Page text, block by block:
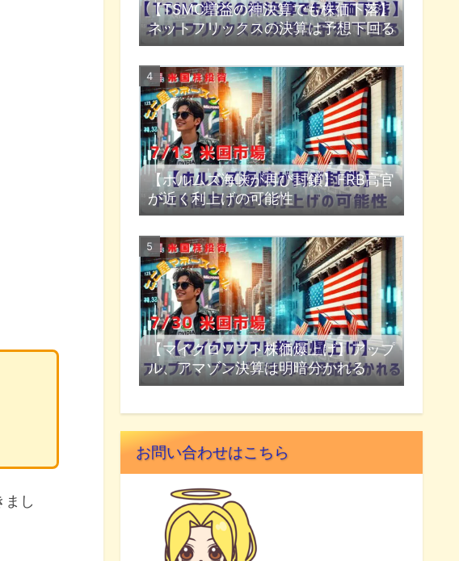
まし
【TSMC増益の神決算でも株価下落】
ネットフリックスの決算は予想下回る
【ホルムズ海峡が再び封鎖】FRB高官
が近く利上げの可能性
【マイクロソフト株価爆上げ】アップ
ル、アマゾン決算は明暗分かれる
お問い合わせはこちら